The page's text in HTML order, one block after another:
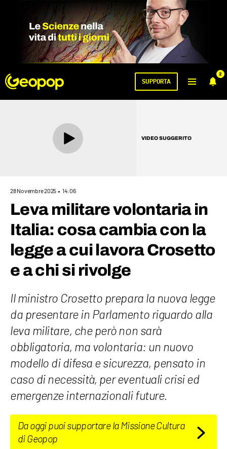
2
SUPPORTA
VIDEO SUGGERITO
28 Novembre 2025 14:06
Leva militare volontaria in
Italia: cosa cambia con la
legge a cui lavora Crosetto
e a chi si rivolge
Il ministro Crosetto prepara la nuova legge
da presentare in Parlamento riguardo alla
leva militare, che però non sarà
obbligatoria, ma volontaria: un nuovo
modello di difesa e sicurezza, pensato in
caso di necessità, per eventuali crisi ed
emergenze internazionali future.
Da oggi puoi supportare la Missione Cultura
di Geopop